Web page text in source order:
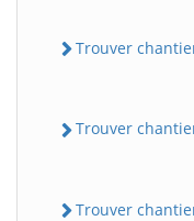
Trouver
Trouver
Trouver